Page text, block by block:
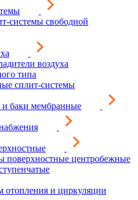
системы свободной
воздуха
типа
сплит-системы
и баки мембранные
поверхностные центробежные
отопления и циркуляции